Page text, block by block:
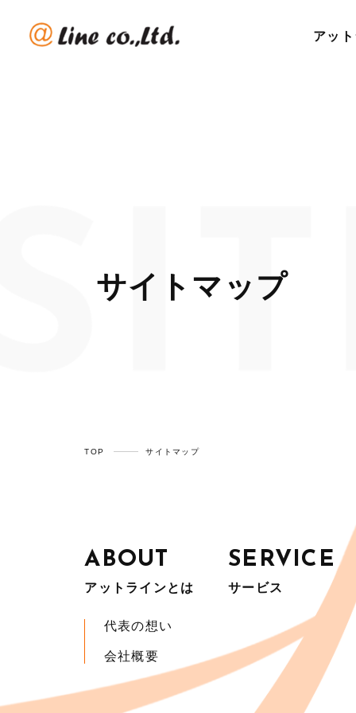
アッ
サイトマップ
TOP サイトマップ
ABOUT
アットラインとは
代表の想い
会社概要
SERVICE
サービス